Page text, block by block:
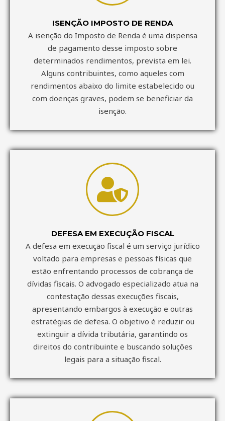
ISENÇÃO IMPOSTO DE RENDA
A isenção do Imposto de Renda é uma dispensa
de pagamento desse imposto sobre
determinados rendimentos, prevista em lei.
Alguns contribuintes, como aqueles com
rendimentos abaixo do limite estabelecido ou
com doenças graves, podem se beneficiar da
isenção.
DEFESA EM EXECUÇÃO FISCAL
A defesa em execução fiscal é um serviço jurídico
voltado para empresas e pessoas físicas que
estão enfrentando processos de cobrança de
dívidas fiscais. O advogado especializado atua na
contestação dessas execuções fiscais,
apresentando embargos à execução e outras
estratégias de defesa. O objetivo é reduzir ou
extinguir a dívida tributária, garantindo os
direitos do contribuinte e buscando soluções
legais para a situação fiscal.